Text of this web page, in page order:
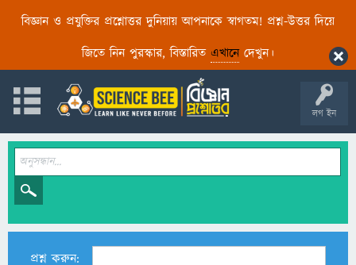
বিজ্ঞান ও প্রযুক্তির প্রশ্নোত্তর দুনিয়ায় আপনাকে স্বাগতম! প্রশ্ন-উত্তর দিয়ে
জিতে নিন পুরস্কার, বিস্তারিত এখানেদেখুন।
লগ ইন
প্রশ্ন করুন: